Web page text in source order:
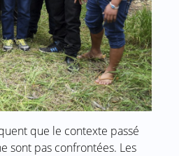
que le contexte passé
sont pas confrontées. Les